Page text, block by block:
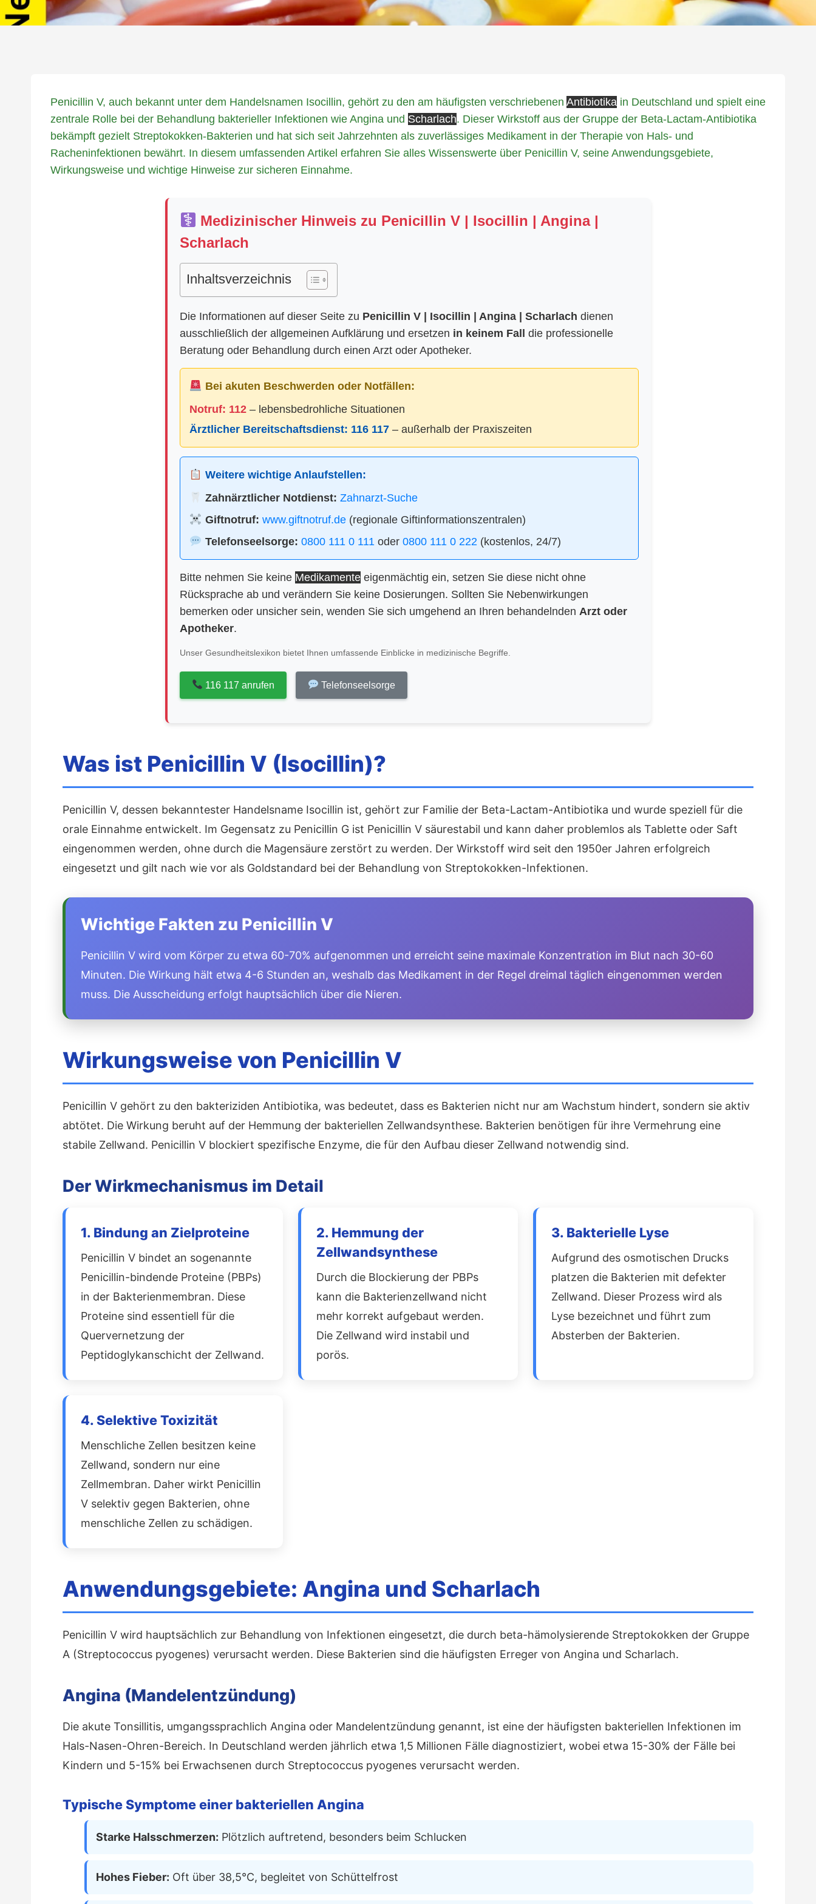
Penicillin V, auch bekannt unter dem Handelsnamen Isocillin, gehört zu den am häufigsten verschriebenen Antibiotika in Deutschland und spielt eine
zentrale Rolle bei der Behandlung bakterieller Infektionen wie Angina und Scharlach. Dieser Wirkstoff aus der Gruppe der Beta-Lactam-Antibiotika
bekämpft gezielt Streptokokken-Bakterien und hat sich seit Jahrzehnten als zuverlässiges Medikament in der Therapie von Hals- und
Racheninfektionen bewährt. In diesem umfassenden Artikel erfahren Sie alles Wissenswerte über Penicillin V, seine Anwendungsgebiete,
Wirkungsweise und wichtige Hinweise zur sicheren Einnahme.
Medizinischer Hinweis zu Penicillin V | Isocillin | Angina |
Scharlach
Inhaltsverzeichnis
Die Informationen auf dieser Seite zu Penicillin V | Isocillin | Angina | Scharlach dienen
ausschließlich der allgemeinen Aufklärung und ersetzen in keinem Fall die professionelle
Beratung oder Behandlung durch einen Arzt oder Apotheker.
Bei akuten Beschwerden oder Notfällen:
Notruf: 112 – lebensbedrohliche Situationen
Ärztlicher Bereitschaftsdienst: 116 117 – außerhalb der Praxiszeiten
Weitere wichtige Anlaufstellen:
Zahnärztlicher Notdienst: Zahnarzt-Suche
Giftnotruf: www.giftnotruf.de(regionale Giftinformationszentralen)
Telefonseelsorge: 0800 111 0 111 oder 0800 111 0 222 (kostenlos, 24/7)
Bitte nehmen Sie keine Medikamente eigenmächtig ein, setzen Sie diese nicht ohne
Rücksprache ab und verändern Sie keine Dosierungen. Sollten Sie Nebenwirkungen
bemerken oder unsicher sein, wenden Sie sich umgehend an Ihren behandelnden Arzt oder
Apotheker.
Unser Gesundheitslexikon bietet Ihnen umfassende Einblicke in medizinische Begriffe.
116 117 anrufen Telefonseelsorge
Was ist Penicillin V (Isocillin)?
Penicillin V, dessen bekanntester Handelsname Isocillin ist, gehört zur Familie der Beta-Lactam-Antibiotika und wurde speziell für die
orale Einnahme entwickelt. Im Gegensatz zu Penicillin G ist Penicillin V säurestabil und kann daher problemlos als Tablette oder Saft
eingenommen werden, ohne durch die Magensäure zerstört zu werden. Der Wirkstoff wird seit den 1950er Jahren erfolgreich
eingesetzt und gilt nach wie vor als Goldstandard bei der Behandlung von Streptokokken-Infektionen.
Wichtige Fakten zu Penicillin V
Penicillin V wird vom Körper zu etwa 60-70% aufgenommen und erreicht seine maximale Konzentration im Blut nach 30-60
Minuten. Die Wirkung hält etwa 4-6 Stunden an, weshalb das Medikament in der Regel dreimal täglich eingenommen werden
muss. Die Ausscheidung erfolgt hauptsächlich über die Nieren.
Wirkungsweise von Penicillin V
Penicillin V gehört zu den bakteriziden Antibiotika, was bedeutet, dass es Bakterien nicht nur am Wachstum hindert, sondern sie aktiv
abtötet. Die Wirkung beruht auf der Hemmung der bakteriellen Zellwandsynthese. Bakterien benötigen für ihre Vermehrung eine
stabile Zellwand. Penicillin V blockiert spezifische Enzyme, die für den Aufbau dieser Zellwand notwendig sind.
Der Wirkmechanismus im Detail
1. Bindung an Zielproteine
Penicillin V bindet an sogenannte
Penicillin-bindende Proteine (PBPs)
in der Bakterienmembran. Diese
Proteine sind essentiell für die
Quervernetzung der
Peptidoglykanschicht der Zellwand.
2. Hemmung der
Zellwandsynthese
Durch die Blockierung der PBPs
kann die Bakterienzellwand nicht
mehr korrekt aufgebaut werden.
Die Zellwand wird instabil und
porös.
3. Bakterielle Lyse
Aufgrund des osmotischen Drucks
platzen die Bakterien mit defekter
Zellwand. Dieser Prozess wird als
Lyse bezeichnet und führt zum
Absterben der Bakterien.
4. Selektive Toxizität
Menschliche Zellen besitzen keine
Zellwand, sondern nur eine
Zellmembran. Daher wirkt Penicillin
V selektiv gegen Bakterien, ohne
menschliche Zellen zu schädigen.
Anwendungsgebiete: Angina und Scharlach
Penicillin V wird hauptsächlich zur Behandlung von Infektionen eingesetzt, die durch beta-hämolysierende Streptokokken der Gruppe
A (Streptococcus pyogenes) verursacht werden. Diese Bakterien sind die häufigsten Erreger von Angina und Scharlach.
Angina (Mandelentzündung)
Die akute Tonsillitis, umgangssprachlich Angina oder Mandelentzündung genannt, ist eine der häufigsten bakteriellen Infektionen im
Hals-Nasen-Ohren-Bereich. In Deutschland werden jährlich etwa 1,5 Millionen Fälle diagnostiziert, wobei etwa 15-30% der Fälle bei
Kindern und 5-15% bei Erwachsenen durch Streptococcus pyogenes verursacht werden.
Typische Symptome einer bakteriellen Angina
Starke Halsschmerzen: Plötzlich auftretend, besonders beim Schlucken
Hohes Fieber: Oft über 38,5°C, begleitet von Schüttelfrost